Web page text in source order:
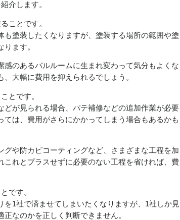
介します。
ことです。
塗装したくなりますが、塗装する場所の範囲や塗
ます。
のあるバルルームに生まれ変わって気分もよくな
大幅に費用を抑えられるでしょう。
とです。
が見られる場合、パテ補修などの追加作業が必要
は、費用がさらにかかってしまう場合もあるかも
グや防カビコーティングなど、さまざまな工程を加
これとプラスせずに必要のない工程を省ければ、費
です。
1社で済ませてしまいたくなりますが、1社しか見
なのかを正しく判断できません。